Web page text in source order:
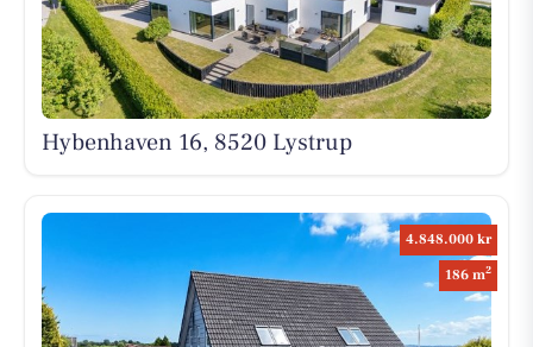
Hybenhaven 16, 8520 Lystrup
4.848.000 kr
186 m2